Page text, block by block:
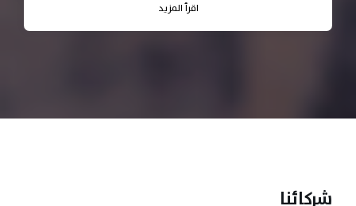
اقرأ المزيد
شركائنا